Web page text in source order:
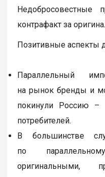
Недобросовестные
контрафакт за
Позитивные аспекты
Параллельный
на рынок бренды и
покинули Россию –
потребителей.
В большинстве
по
оригинальными,